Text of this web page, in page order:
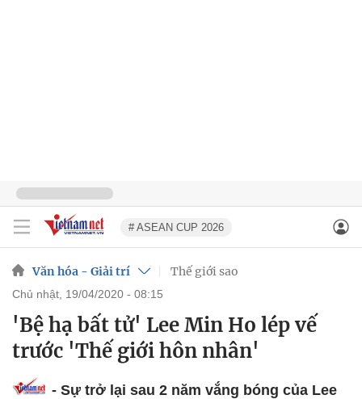
# ASEAN CUP 2026
Văn hóa - Giải trí Thế giới sao
chủ nhật, 19/04/2020 - 08:15
'Bệ hạ bất tử' Lee Min Ho lép vế
trước 'Thế giới hôn nhân'
- Sự trở lại sau 2 năm vắng bóng của Lee